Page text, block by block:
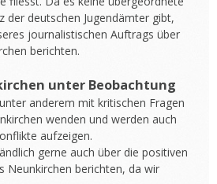
der deutschen Jugendämter gibt,
journalistischen Auftrags über
berichten.
unter Beobachtung
anderem mit kritischen Fragen
wenden und werden auch
aufzeigen.
gerne auch über die positiven
Neunkirchen berichten, da wir